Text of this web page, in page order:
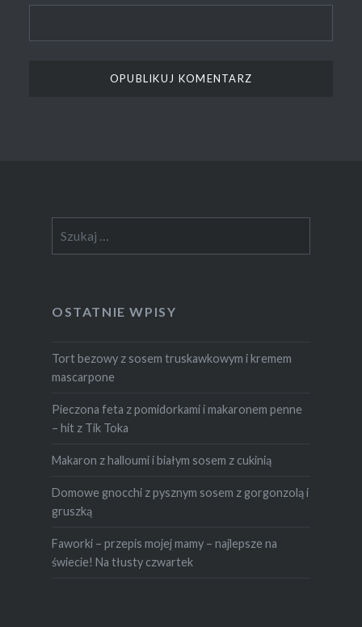
OSTATNIE WPISY
Tort bezowy z sosem truskawkowym i kremem
mascarpone
Pieczona feta z pomidorkami i makaronem penne
– hit z Tik Toka
Makaron z halloumi i białym sosem z cukinią
Domowe gnocchi z pysznym sosem z gorgonzolą i
gruszką
Faworki – przepis mojej mamy – najlepsze na
świecie! Na tłusty czwartek